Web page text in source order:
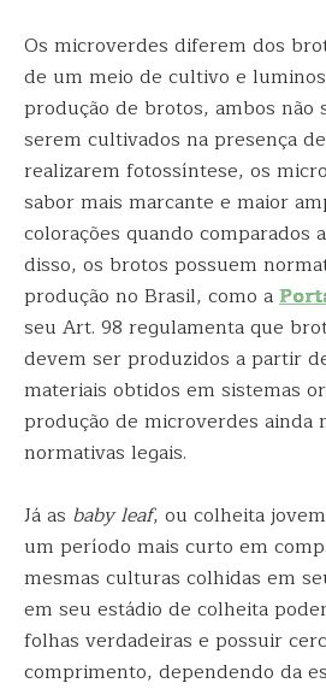
Os microverdes diferem dos
de um meio de cultivo e
produção de brotos, ambos não
serem cultivados na presença
realizarem fotossíntese, os
sabor mais marcante e maior
colorações quando comparados
disso, os brotos possuem
produção no Brasil, como a
seu Art. 98 regulamenta que
devem ser produzidos a partir
materiais obtidos em sistemas
produção de microverdes ainda
normativas legais.
Já as baby leaf, ou colheita
um período mais curto em
mesmas culturas colhidas em
em seu estádio de colheita
folhas verdadeiras e possuir
comprimento, dependendo da